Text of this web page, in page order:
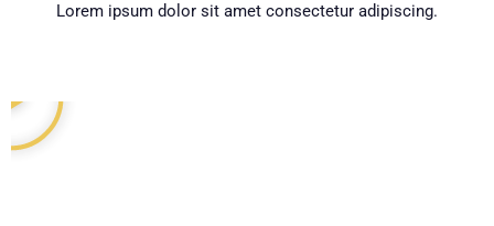
Lorem ipsum dolor sit amet consectetur adipiscing.